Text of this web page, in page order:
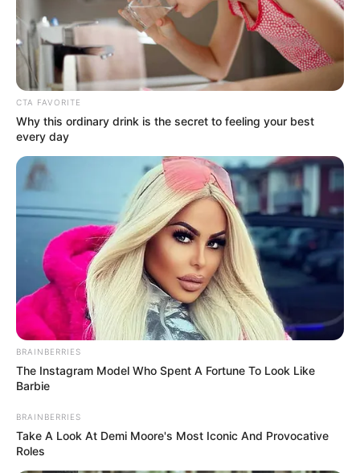
Magyar Péter kemény levelet írt Orbán Viktor
apjának. Kedves Győző Bátyám! Nem jön ki a
matek a hatvanpusztai uradalmi birtok kapcsán.
A minap azt állította, hogy a Dolomit Kft.
bevételeiből fedezte a 300 hektár föld megvételét
és 7000 négyzetméternyi építkezést.
CTA FAVORITE
Why this ordinary drink is the secret to feeling your best
every day
BRAINBERRIES
The Instagram Model Who Spent A Fortune To Look Like
Barbie
BRAINBERRIES
Take A Look At Demi Moore's Most Iconic And Provocative
Roles